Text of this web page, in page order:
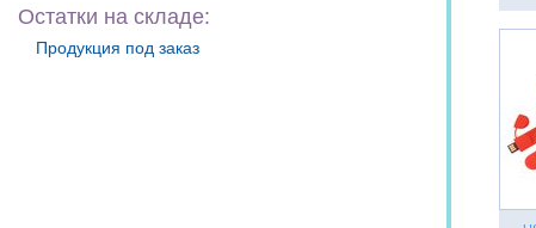
Остатки на складе:
Продукция под заказ